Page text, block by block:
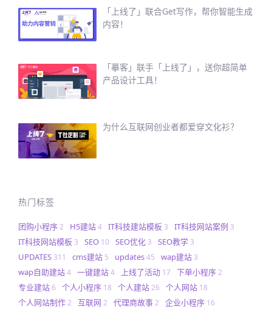
「上线了」联合Get写作，帮你智能生成
内容！
「摹客」联手「上线了」，送你超简单
产品设计工具！
为什么互联网创业者都爱穿文化衫？
热门标签
团购小程序2 H5建站4 IT科技建站模板 3 IT科技网站案例 3
IT科技网站模板 3 SEO 10 SEO优化 3 SEO教学 3
UPDATES 311 cms建站 5 updates45 wap建站 3
wap自助建站4 一键建站4 上线了活动 17 下单小程序2
专业建站6 个人小程序 18 个人建站26 个人网站 18
个人网站制作2 互联网 2 代理商故事2 企业小程序 16